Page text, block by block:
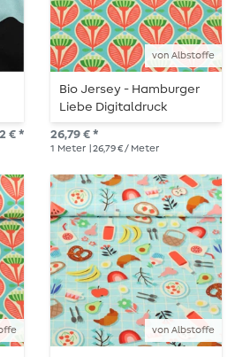
€ *
von Albstoffe
Bio Jersey - Hamburger
Liebe Digitaldruck
Picknick Buds Türkis
26,79 € *
1 Meter | 26,79 € / Meter
von Albstoffe